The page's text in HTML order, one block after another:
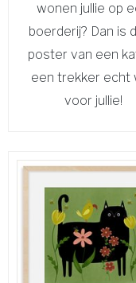
wonen jullie op
boerderij? Dan is
poster van een
een trekker echt
voor jullie!